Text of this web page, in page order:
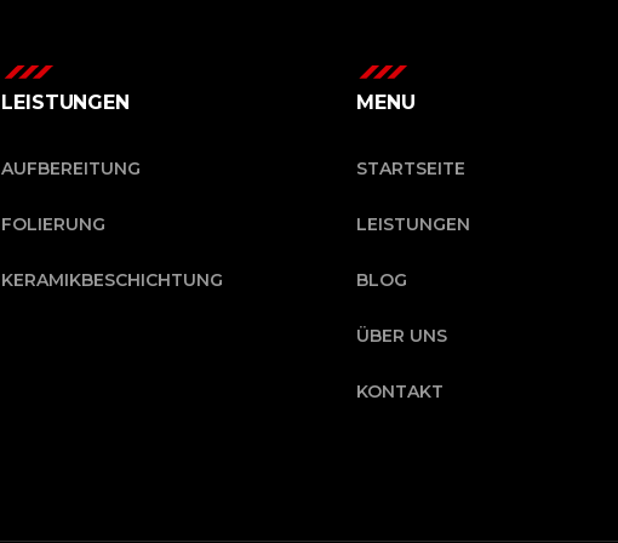
LEISTUNGEN
AUFBEREITUNG
FOLIERUNG
KERAMIKBESCHICHTUNG
MENU
STARTSEITE
LEISTUNGEN
BLOG
ÜBER UNS
KONTAKT